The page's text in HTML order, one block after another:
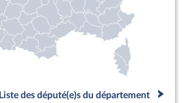
Liste des député(e)s du département